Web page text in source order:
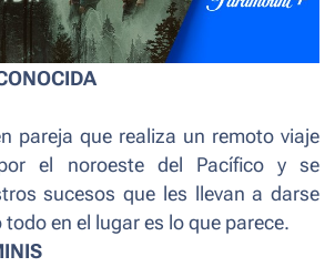
pareja que realiza un remoto viaje
el noroeste del Pacífico y se
sucesos que les llevan a darse
en el lugar es lo que parece.